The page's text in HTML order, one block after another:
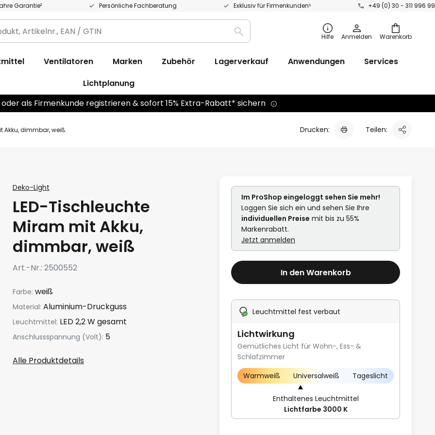
Garantie² Persönliche Fachberatung Exklusiv für Firmenkunden⁵ +49 (0) 30 - 311 996 99
Warenkorb
Suche Hilfe Anmelden
Ventilatoren Marken Zubehör Lagerverkauf Anwendungen
Services
Lichtplanung
als Firmenkunde registrieren & sofort 15% Extra-Rabatt* sichern
Akku, dimmbar, weiß Drucken: Teilen:
Deko-Light
LED-Tischleuchte
Miram mit Akku,
dimmbar, weiß
Art.-Nr. 2500552
Farbe: weiß
Material: Aluminium-Druckguss
Leuchtmittel: LED 2,2 W gesamt
Anschlussspannung (Volt): 5
Alle Produktdetails
Im ProShop eingeloggt sehen Sie mehr!
Loggen Sie sich ein und sehen Sie Ihre
individuellen Preise mit bis zu 55%
Markenrabatt.
Jetzt anmelden
In den Warenkorb
Leuchtmittel fest verbaut
Lichtwirkung
Gemütliches Licht für Wohn-, Ess- &
Schlafzimmer
Warmweiß
Universalweiß Tageslicht
Enthaltenes Leuchtmittel
Lichtfarbe 3000 K